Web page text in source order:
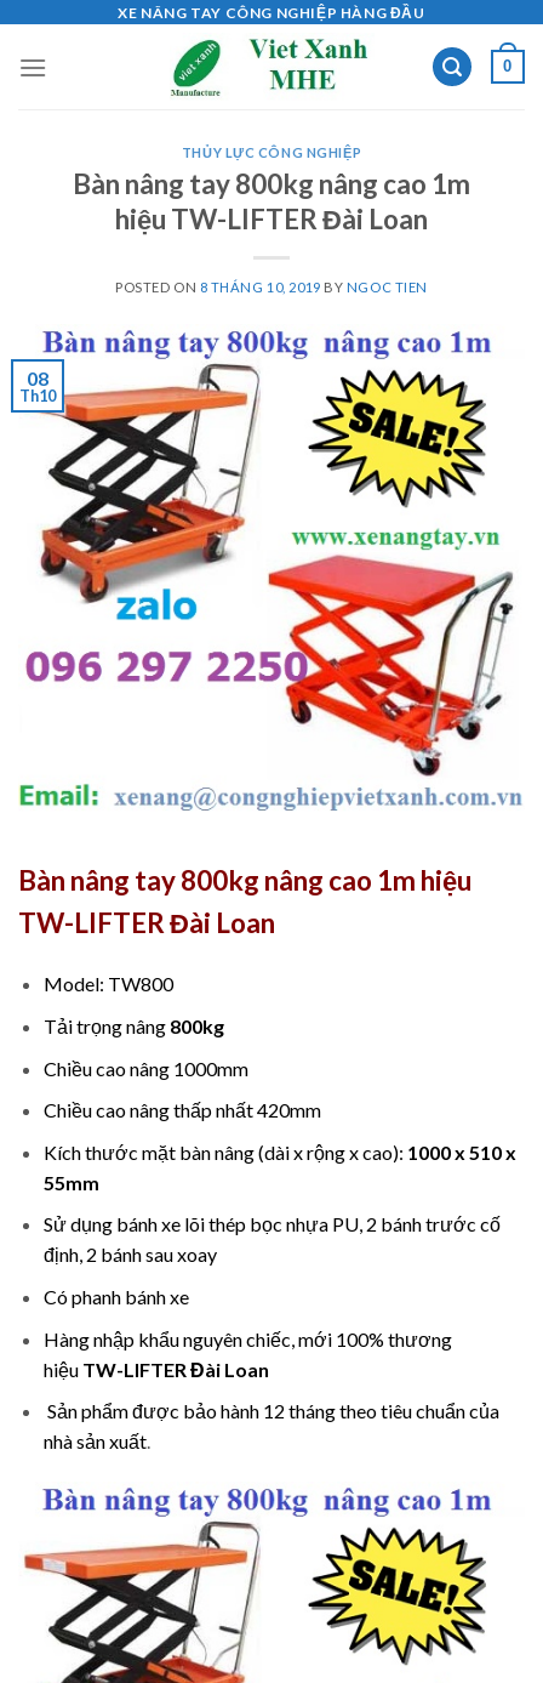
content
XE NÂNG TAY CÔNG NGHIỆP HÀNG ĐẦU
0
THỦY LỰC CÔNG NGHIỆP
Bàn nâng tay 800kg nâng cao 1m
hiệu TW-LIFTER Đài Loan
POSTED ON 8 THÁNG 10, 2019 BY NGOC TIEN
08
Th10
Bàn nâng tay 800kg nâng cao 1m hiệu
TW-LIFTER Đài Loan
Model: TW800
Tải trọng nâng 800kg
Chiều cao nâng 1000mm
Chiều cao nâng thấp nhất 420mm
Kích thước mặt bàn nâng (dài x rộng x cao): 1000 x 510 x
55mm
Sử dụng bánh xe lõi thép bọc nhựa PU, 2 bánh trước cố
định, 2 bánh sau xoay
Có phanh bánh xe
Hàng nhập khẩu nguyên chiếc, mới 100% thương
hiệu TW-LIFTER Đài Loan
Sản phẩm được bảo hành 12 tháng theo tiêu chuẩn của
nhà sản xuất.